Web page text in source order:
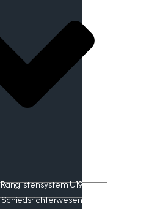
Ranglistensystem U19
Schiedsrichterwesen